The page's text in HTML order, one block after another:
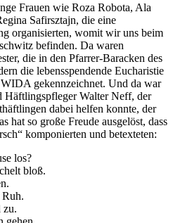
Frauen wie Roza Robota, Ala
Safirsztajn, die eine
organisierten, womit wir uns beim
befinden. Da waren
die in den Pfarrer-Baracken des
die lebensspendende Eucharistie
gekennzeichnet. Und da war
Häftlingspfleger Walter Neff, der
dabei helfen konnte, der
hat so große Freude ausgelöst, dass
komponierten und betexteten:
los?
bloß.
Ruh.
zu.